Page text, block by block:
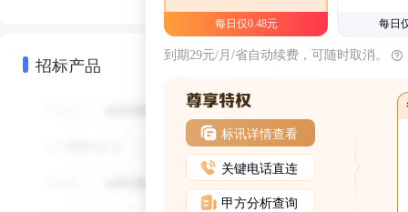
招标产品
每日仅0.48元 每日
到期29元/月/省自动续费，可随时取消。
标讯详情查看
关键电话直连
甲方分析查询